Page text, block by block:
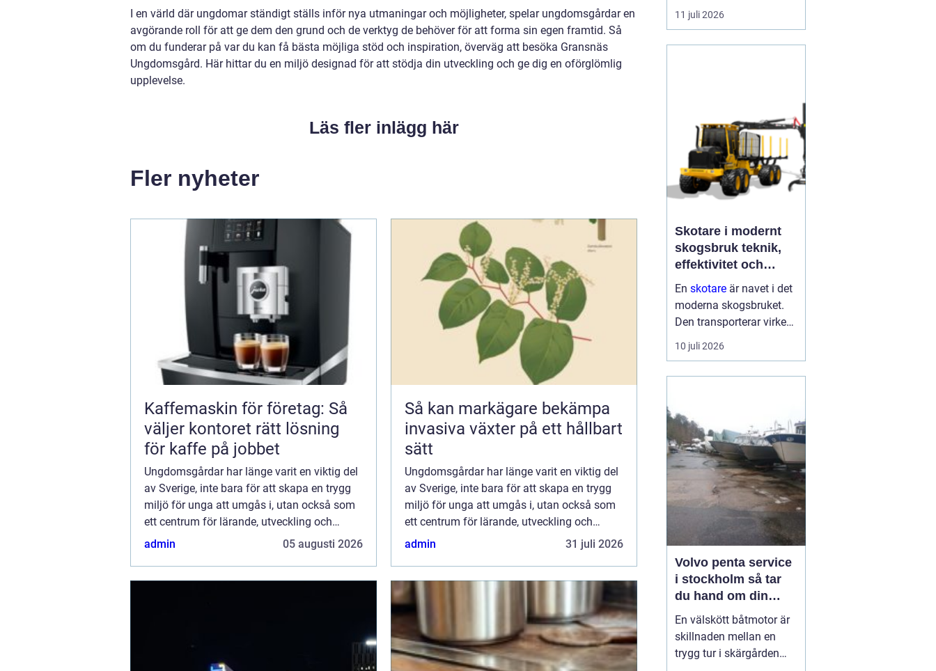
I en värld där ungdomar ständigt ställs inför nya utmaningar och möjligheter, spelar ungdomsgårdar en
avgörande roll för att ge dem den grund och de verktyg de behöver för att forma sin egen framtid. Så
om du funderar på var du kan få bästa möjliga stöd och inspiration, överväg att besöka Gransnäs
Ungdomsgård. Här hittar du en miljö designad för att stödja din utveckling och ge dig en oförglömlig
upplevelse.
Läs fler inlägg här
Fler nyheter
Kaffemaskin för företag: Så
väljer kontoret rätt lösning
för kaffe på jobbet
Ungdomsgårdar har länge varit en viktig del
av Sverige, inte bara för att skapa en trygg
miljö för unga att umgås i, utan också som
ett centrum för lärande, utveckling och
gemenskap. Ungdomsgård &...
admin 05 augusti 2026
Så kan markägare bekämpa
invasiva växter på ett hållbart
sätt
Ungdomsgårdar har länge varit en viktig del
av Sverige, inte bara för att skapa en trygg
miljö för unga att umgås i, utan också som
ett centrum för lärande, utveckling och
gemenskap. Ungdomsgård &...
admin 31 juli 2026
få andra
inredningsdetaljer gör.
energikostnader. I en tid
där många söker...
11 juli 2026
Skotare i modernt
skogsbruk teknik,
effektivitet och
hållbarhet
En skotare är navet i det
moderna skogsbruket.
Den transporterar virke
från avverkningsplatsen
till bilväg eller
förhållanden. Rä...
10 juli 2026
Volvo penta service
i stockholm så tar
du hand om din
båtmotor på rätt sätt
En välskött båtmotor är
skillnaden mellan en
trygg tur i skärgården